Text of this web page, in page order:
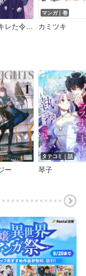
ぷちっとキレた令嬢パトリシアは人生を謳歌することにした
マンガ｜巻
カミツキ
ー
タテコミ｜話
琴子